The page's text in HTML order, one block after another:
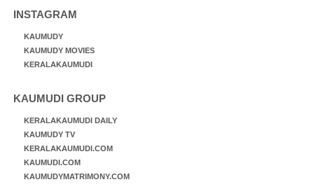
INSTAGRAM
KAUMUDY
KAUMUDY MOVIES
KERALAKAUMUDI
KAUMUDI GROUP
KERALAKAUMUDI DAILY
KAUMUDY TV
KERALAKAUMUDI.COM
KAUMUDI.COM
KAUMUDYMATRIMONY.COM